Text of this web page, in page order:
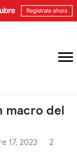
macro del
17, 2023
2